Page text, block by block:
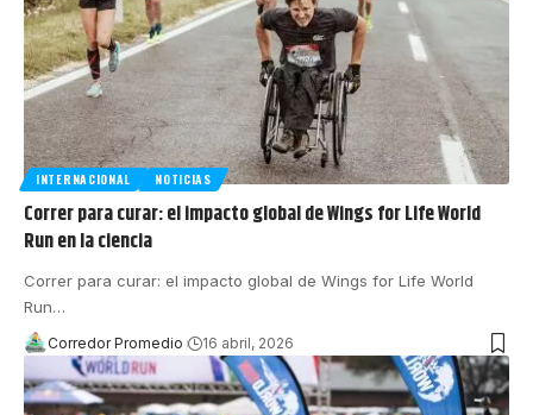
INTERNACIONAL NOTICIAS
Correr para curar: el impacto global de Wings for Life World
Run en la ciencia
Correr para curar: el impacto global de Wings for Life World
Run…
Corredor Promedio 16 abril, 2026